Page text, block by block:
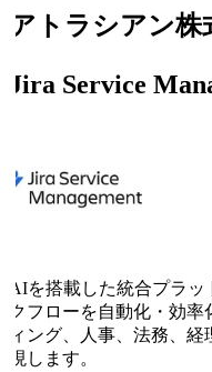
トラシアン株
Service
を搭載した統合プラッ
フローを自動化・効率
ング、人事、法務、経
します。